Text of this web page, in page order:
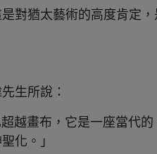
對猶太藝術的高度肯定
生所說：
超越畫布，它是一座當
化。」